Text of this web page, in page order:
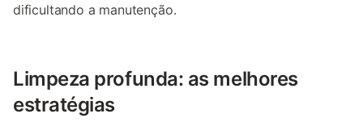
dificultando a manutenção.
Limpeza profunda: as melhores
estratégias